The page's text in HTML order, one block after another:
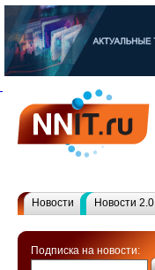
Новости Новости 2.0
Подписка на новости: